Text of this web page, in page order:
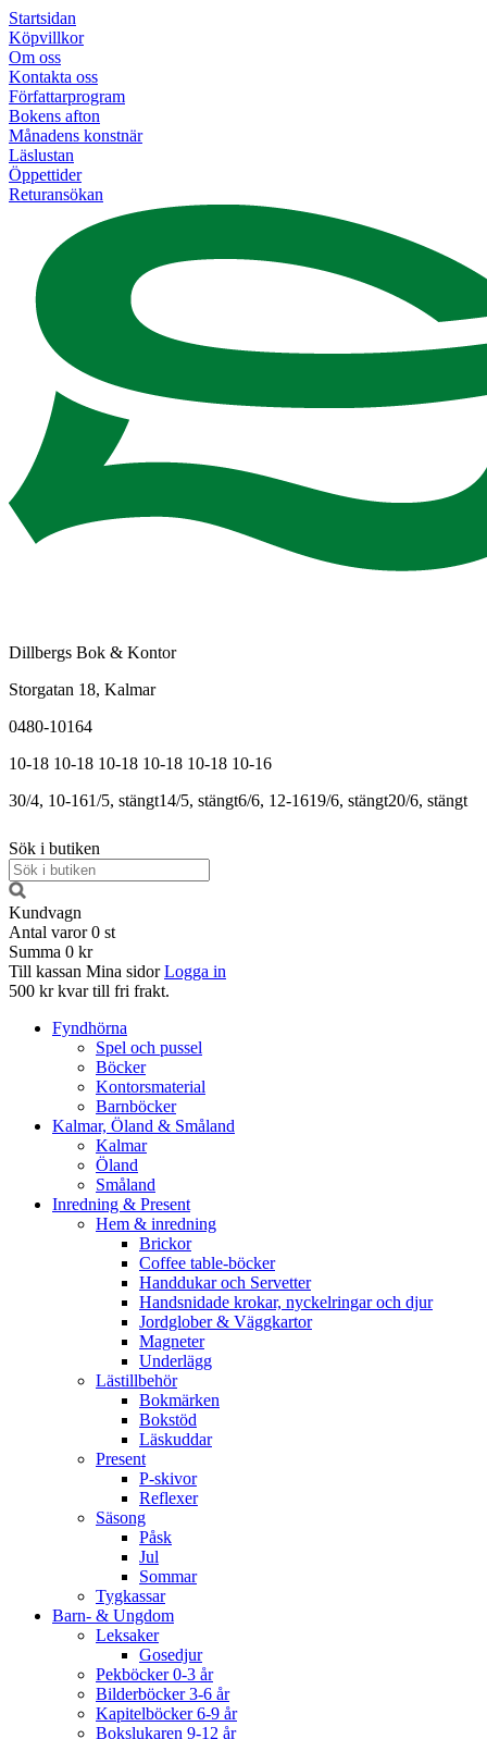
Startsidan
Köpvillkor
Om oss
Kontakta oss
Författarprogram
Bokens afton
Månadens konstnär
Läslustan
Öppettider
Returansökan
Dillbergs Bok & Kontor
Storgatan 18, Kalmar
0480-10164
10-18 10-18 10-18 10-18 10-18 10-16
30/4, 10-161/5, stängt14/5, stängt6/6, 12-1619/6, stängt20/6, stängt
Sök i butiken
Kundvagn
Antal varor 0 st
Summa 0 kr
Till kassan Mina sidor Logga in
500 kr kvar till fri frakt.
Fyndhörna
Spel och pussel
Böcker
Kontorsmaterial
Barnböcker
Kalmar, Öland & Småland
Kalmar
Öland
Småland
Inredning & Present
Hem & inredning
Brickor
Coffee table-böcker
Handdukar och Servetter
Handsnidade krokar, nyckelringar och djur
Jordglober & Väggkartor
Magneter
Underlägg
Lästillbehör
Bokmärken
Bokstöd
Läskuddar
Present
P-skivor
Reflexer
Säsong
Påsk
Jul
Sommar
Tygkassar
Barn- & Ungdom
Leksaker
Gosedjur
Pekböcker 0-3 år
Bilderböcker 3-6 år
Kapitelböcker 6-9 år
Bokslukaren 9-12 år